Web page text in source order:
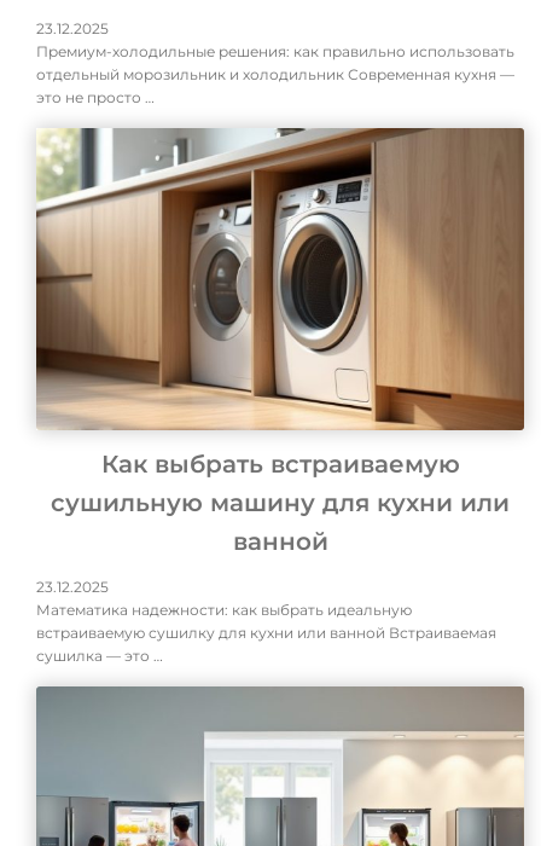
23.12.2025
Премиум-холодильные решения: как правильно использовать
отдельный морозильник и холодильник Современная кухня —
это не просто …
Как выбрать встраиваемую
сушильную машину для кухни или
ванной
23.12.2025
Математика надежности: как выбрать идеальную
встраиваемую сушилку для кухни или ванной Встраиваемая
сушилка — это …